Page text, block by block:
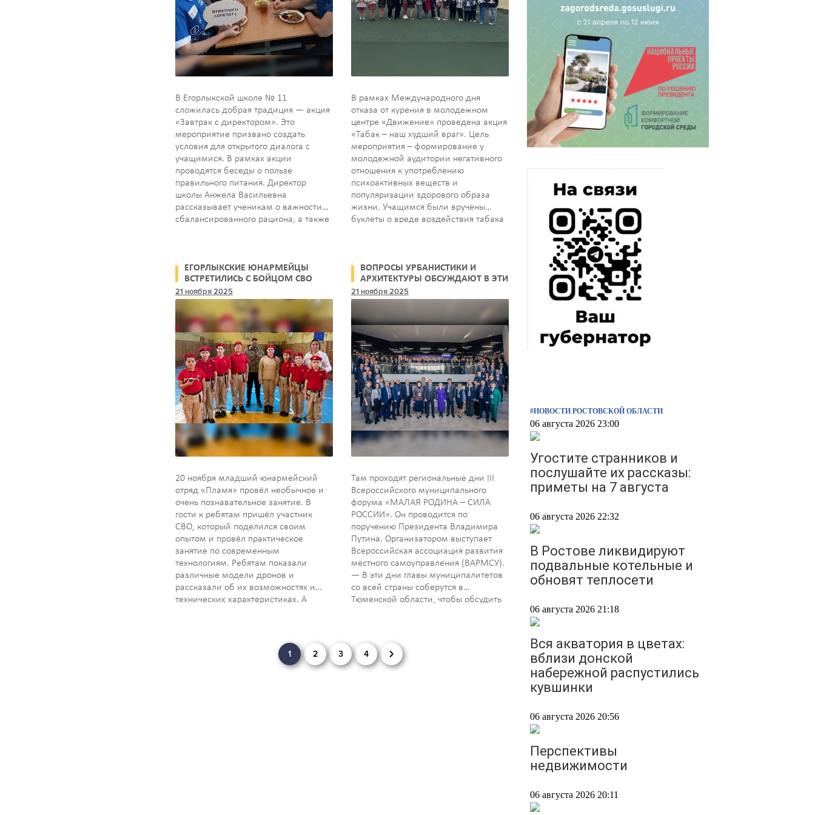
В Егорлыкской школе № 11
сложилась добрая традиция — акция
«Завтрак с директором». Это
мероприятие призвано создать
условия для открытого диалога с
учащимися. В рамках акции
проводятся беседы о пользе
правильного питания. Директор
школы Анжела Васильевна
рассказывает ученикам о важности
сбалансированного рациона, а также
В рамках Международного дня
отказа от курения в молодежном
центре «Движение» проведена акция
«Табак – наш худший враг». Цель
мероприятия – формирование у
молодежной аудитории негативного
отношения к употреблению
психоактивных веществ и
популяризации здорового образа
жизни. Учащимся были вручены
буклеты о вреде воздействия табака
ЕГОРЛЫКСКИЕ ЮНАРМЕЙЦЫ
ВСТРЕТИЛИСЬ С БОЙЦОМ СВО
21 ноября 2025
20 ноября младший юнармейский
отряд «Пламя» провёл необычное и
очень познавательное занятие. В
гости к ребятам пришёл участник
СВО, который поделился своим
опытом и провёл практическое
занятие по современным
технологиям. Ребятам показали
различные модели дронов и
рассказали об их возможностях и
технических характеристиках. А
ВОПРОСЫ УРБАНИСТИКИ И
АРХИТЕКТУРЫ ОБСУЖДАЮТ В ЭТИ
ДНИ В ТЮМЕНСКОЙ ОБЛАСТИ
21 ноября 2025
Там проходят региональные дни III
Всероссийского муниципального
форума «МАЛАЯ РОДИНА – СИЛА
РОССИИ». Он проводится по
поручению Президента Владимира
Путина. Организатором выступает
Всероссийская ассоциация развития
местного самоуправления (ВАРМСУ).
— В эти дни главы муниципалитетов
со всей страны соберутся в
Тюменской области, чтобы обсудить
инклюзивную архитектуру,…
1 2 3 4
#НОВОСТИ РОСТОВСКОЙ ОБЛАСТИ
06 августа 2026 23:00
Угостите странников и
послушайте их рассказы:
приметы на 7 августа
06 августа 2026 22:32
В Ростове ликвидируют
подвальные котельные и
обновят теплосети
06 августа 2026 21:18
Вся акватория в цветах:
вблизи донской
набережной распустились
кувшинки
06 августа 2026 20:56
Перспективы
недвижимости
06 августа 2026 20:11